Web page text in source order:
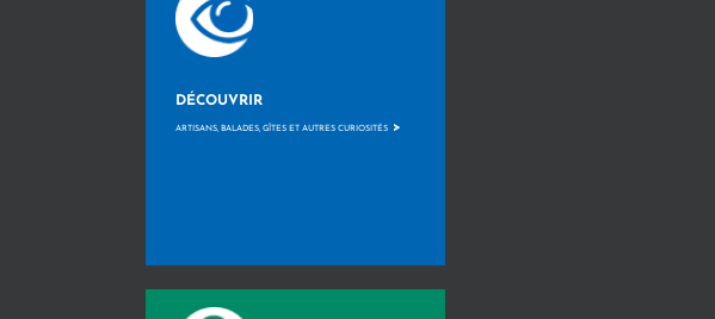
DÉCOUVRIR
ARTISANS, BALADES, GÎTES ET AUTRES CURIOSITÉS >